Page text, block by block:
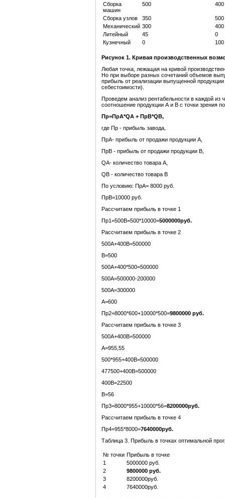
Сборка
машин
500 400
Сборка узлов 350
500
Механический 300
400
Литейный
45
0
Кузнечный
0 100
Рисунок 1. Кривая производственных
Любая точка, лежащая на кривой
Но при выборе разных сочетаний объемов
прибыль от реализации выпущенной
себестоимости).
Проведем анализ рентабельности в каждой из
соотношение продукции А и В с точки зрения
Пр=ПрА*QА + ПрВ*QВ,
где Пр - прибыль завода,
ПрА- прибыль от продажи продукции А,
ПрВ - прибыль от продажи продукции В,
QА- количество товара А,
QВ - количество товара В
По условию: ПрА= 8000 руб.
ПрВ=10000 руб.
Рассчитаем прибыль в точке 1
Пр1=500В=500*10000=5000000руб.
Рассчитаем прибыль в точке 2
500А+400В=500000
В=500
500А+400*500=500000
500А=500000-200000
500А=300000
А=600
Пр2=8000*600+10000*500=9800000 руб.
Рассчитаем прибыль в точке 3
500А+400В=500000
А=955,55
500*955+400В=500000
477500+400В=500000
400В=22500
В=56
Пр3=8000*955+10000*56=8200000руб.
Рассчитаем прибыль в точке 4
Пр4=955*8000=7640000руб.
Таблица 3. Прибыль в точках оптимальной
№ точки Прибыль в точке
1
5000000 руб.
2
9800000 руб.
3
8200000руб.
4
7640000руб.